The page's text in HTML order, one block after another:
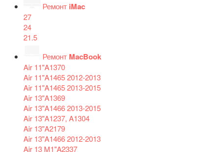
Ремонт iMac
27
24
21.5
Ремонт MacBook
Air 11"A1370
Air 11"A1465 2012-2013
Air 11"A1465 2013-2015
Air 13"A1369
Air 13"A1466 2013-2015
Air 13"A1237, A1304
Air 13"A2179
Air 13"A1466 2012-2013
Air 13 M1"A2337